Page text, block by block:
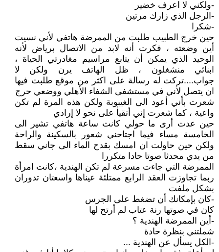
-ولكني لا اعرف خضير
-الرجل الذي زارك مرتين
-شكرا
حين خرج الطبيب طلبت من الممرضة هاتفي لأني نسيت
أين وضعته ، فكرت أنه لابد من الاتصال برياض لأنه
الوحيد الذي يمكن أن يتابع مراسيم مغادرتي الحياة ،
ابنائي منشغلون ، ظل الهاتف يرن ولكن لا
جواب....تركت له رسالة على اكثر من موقع طلبت فيها
ان يتصل لأني في مستشفى الشفاء الأهلي ووضعي حرج
شعرت بأني أعود الى الغيبوبة ولكن هذه المرة لم تكن
واعية ، كما شعرت إني أتقيأ على نحو لا إرادي
حين عدت أرى ما حولي كانت ساعة هاتفي تشير الى
الخامسة مساء فيما اجتاحني شعور بالسكينة والراحة
ولكن حين حاولت ان امسك بقدح الماء الى جاني سقط
من يدي محدثا صوتا حادا متكررا
الممرضة التي جاءت مسرعة لم تكن الهندية ،كانت امرأة
ربما تجاوزت العقد الرابع ممتلئة عيناها واسعتان تدوران
بشكل ملفت
-كان بإمكانك أن تضغط على الجرس
كان في صوتها رنة عتاب لم أرتح لها
-أين الممرضة الهندية ؟
شملتني بنظرة حادة
-الكل يسأل عن الهندية ...